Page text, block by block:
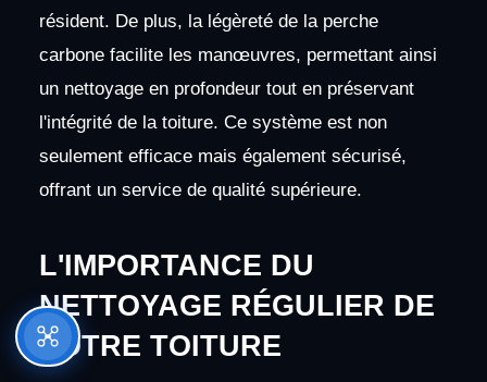
résident. De plus, la légèreté de la perche
carbone facilite les manœuvres, permettant ainsi
un nettoyage en profondeur tout en préservant
l'intégrité de la toiture. Ce système est non
seulement efficace mais également sécurisé,
offrant un service de qualité supérieure.
L'IMPORTANCE DU
NETTOYAGE RÉGULIER DE
VOTRE TOITURE